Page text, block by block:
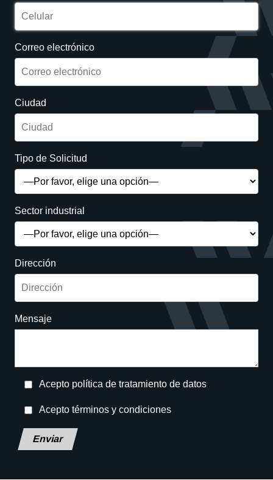
Correo electrónico
Ciudad
Tipo de Solicitud
Sector industrial
Dirección
Mensaje
Acepto política de tratamiento de datos
Acepto términos y condiciones
Deja este campo en blanco, por favor.